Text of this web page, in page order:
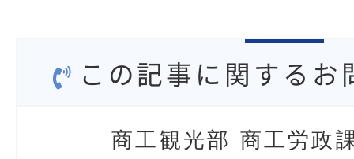
この記事に関するお
商工観光部 商工労政